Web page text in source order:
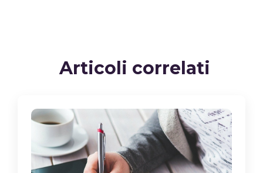
Articoli correlati